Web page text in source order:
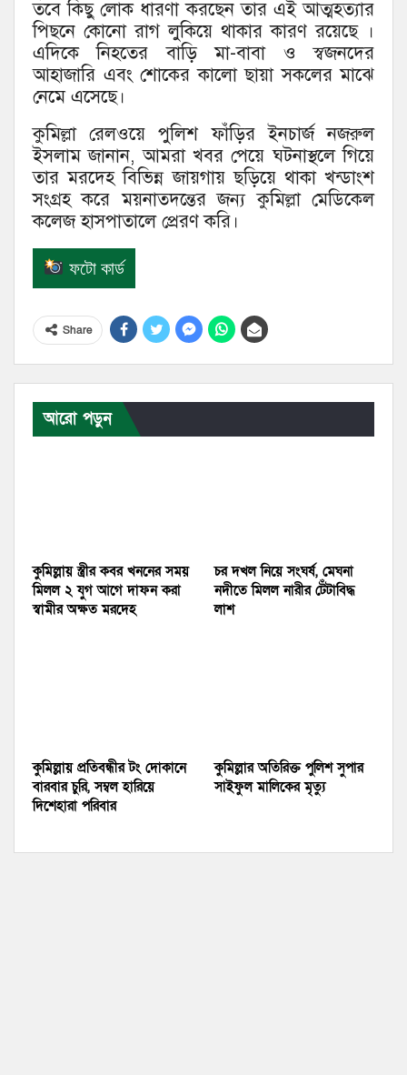
তবে কিছু লোক ধারণা করছেন তার এই আত্মহত্যার
পিছনে কোনো রাগ লুকিয়ে থাকার কারণ রয়েছে ।
এদিকে নিহতের বাড়ি মা-বাবা ও স্বজনদের
আহাজারি এবং শোকের কালো ছায়া সকলের মাঝে
নেমে এসেছে।
কুমিল্লা রেলওয়ে পুলিশ ফাঁড়ির ইনচার্জ নজরুল
ইসলাম জানান, আমরা খবর পেয়ে ঘটনাস্থলে গিয়ে
তার মরদেহ বিভিন্ন জায়গায় ছড়িয়ে থাকা খন্ডাংশ
সংগ্রহ করে ময়নাতদন্তের জন্য কুমিল্লা মেডিকেল
কলেজ হাসপাতালে প্রেরণ করি।
ফটো কার্ড
Share
আরো পড়ুন
কুমিল্লায় স্ত্রীর কবর খননের সময়
মিলল ২ যুগ আগে দাফন করা
স্বামীর অক্ষত মরদেহ
চর দখল নিয়ে সংঘর্ষ, মেঘনা
নদীতে মিলল নারীর টেঁটাবিদ্ধ
লাশ
কুমিল্লায় প্রতিবন্ধীর টং দোকানে
বারবার চুরি, সম্বল হারিয়ে
দিশেহারা পরিবার
কুমিল্লার অতিরিক্ত পুলিশ সুপার
সাইফুল মালিকের মৃত্যু